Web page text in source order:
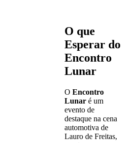
O que
Esperar do
Encontro
Lunar
O Encontro
Lunar é um
evento de
destaque na cena
automotiva de
Lauro de Freitas,